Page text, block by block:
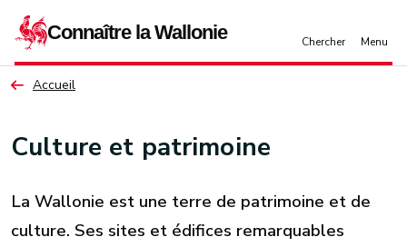
Accueil
Culture et patrimoine
La Wallonie est une terre de patrimoine et de
culture. Ses sites et édifices remarquables